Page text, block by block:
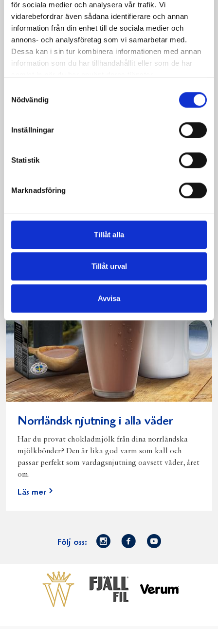
för sociala medier och analysera vår trafik. Vi
vidarebefordrar även sådana identifierare och annan
information från din enhet till de sociala medier och
annons- och analysföretag som vi samarbetar med.
Dessa kan i sin tur kombinera informationen med annan
information som du har tillhandahållit eller som de har
Nödvändig
Inställningar
Statistik
Marknadsföring
Tillåt alla
Tillåt urval
Avvisa
Bäst i test: Norrmejeriers laktosfria
Vi kan stolt konstatera att vår laktosfria Mellanmjölk
200 norrlänningar fick deltog vid provsmakningen. Vår
Läs mer
Norrländsk njutning i alla väder
Har du provat chokladmjölk från dina norrländska
mjölkbönder? Den är lika god varm som kall och
passar perfekt som vardagsnjutning oavsett väder, året
om.
Läs mer
Följ oss:
Norrmejerier
Facebook
Youtube
Gör gott för
Norrländska
VästerbottensostFjällfil